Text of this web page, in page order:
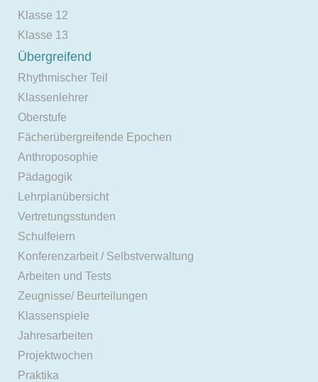
Klasse 12
Klasse 13
Übergreifend
Rhythmischer Teil
Klassenlehrer
Oberstufe
Fächerübergreifende Epochen
Anthroposophie
Pädagogik
Lehrplanübersicht
Vertretungsstunden
Schulfeiern
Konferenzarbeit / Selbstverwaltung
Arbeiten und Tests
Zeugnisse/ Beurteilungen
Klassenspiele
Jahresarbeiten
Projektwochen
Praktika